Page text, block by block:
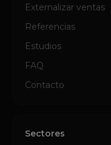
Externalizar ventas
Referencias
Estudios
FAQ
Contacto
Sectores